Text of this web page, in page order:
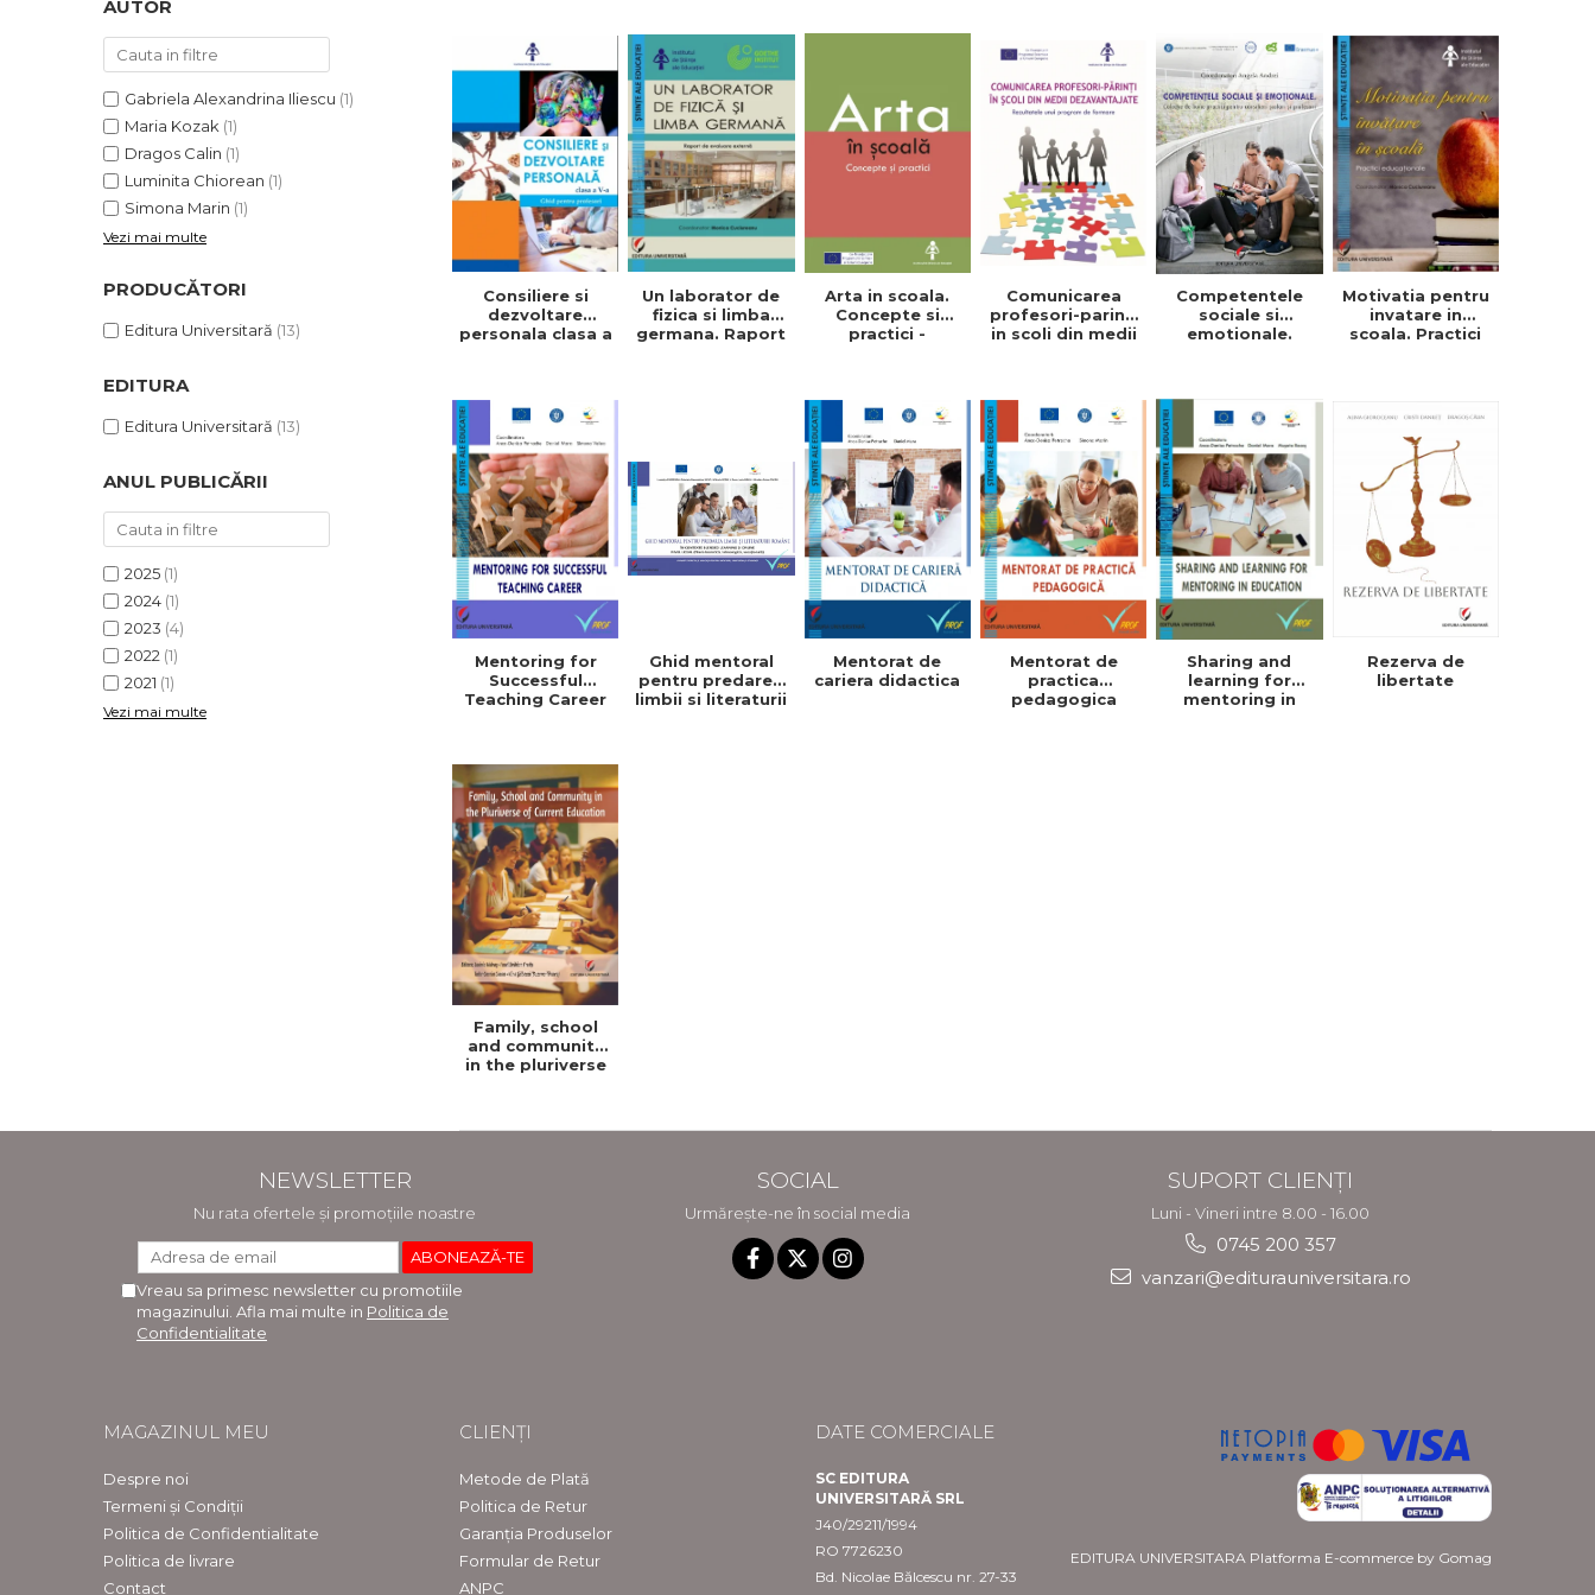
ADMINISTRATIVE
ȘTIINȚE ECONOMICE
ȘTIINȚE EXACTE
EDUCAȚIE FIZICĂ ȘI SPORT
PREUNIVERSITARIA
TIMP LIBER
ÎN CURS DE APARIȚIE
ULTIMELE EXEMPLARE
Cum Cumpăr
Politica de Retur
Formular de Retur
Distribuitori
AUTOR
Gabriela Alexandrina Iliescu (1)
Maria Kozak (1)
Dragos Calin (1)
Luminita Chiorean (1)
Simona Marin (1)
Vezi mai multe
PRODUCĂTORI
Editura Universitară (13)
EDITURA
Editura Universitară (13)
ANUL PUBLICĂRII
2025 (1)
2024 (1)
2023 (4)
2022 (1)
2021 (1)
Vezi mai multe
Consiliere si
dezvoltare
personala clasa a
Un laborator de
fizica si limba
germana. Raport
Arta in scoala.
Concepte si
practici -
Comunicarea
profesori-parinti
in scoli din medii
Competentele
sociale si
emotionale.
consilieri scolari
Motivatia pentru
invatare in
scoala. Practici
Mentoring for
Successful
Teaching Career
Ghid mentoral
pentru predarea
limbii si literaturii
Mentorat de
cariera didactica
Mentorat de
practica
pedagogica
Sharing and
learning for
mentoring in
Rezerva de
libertate
Family, school
and community
in the pluriverse
NEWSLETTER
Nu rata ofertele și promoțiile noastre
Vreau sa primesc newsletter cu promotiile
magazinului. Afla mai multe in Politica de
Confidentialitate
SOCIAL
Urmărește-ne în social media
SUPORT CLIENȚI
Luni - Vineri intre 8.00 - 16.00
0745 200 357
vanzari@editurauniversitara.ro
MAGAZINUL MEU
Despre noi
Termeni și Condiții
Politica de Confidentialitate
Politica de livrare
Contact
CLIENȚI
Metode de Plată
Politica de Retur
Garanția Produselor
Formular de Retur
ANPC
DATE COMERCIALE
SC EDITURA
UNIVERSITARĂ SRL
J40/29211/1994
RO 7726230
Bd. Nicolae Bălcescu nr. 27-33
EDITURA UNIVERSITARA Platforma E-commerce by Gomag